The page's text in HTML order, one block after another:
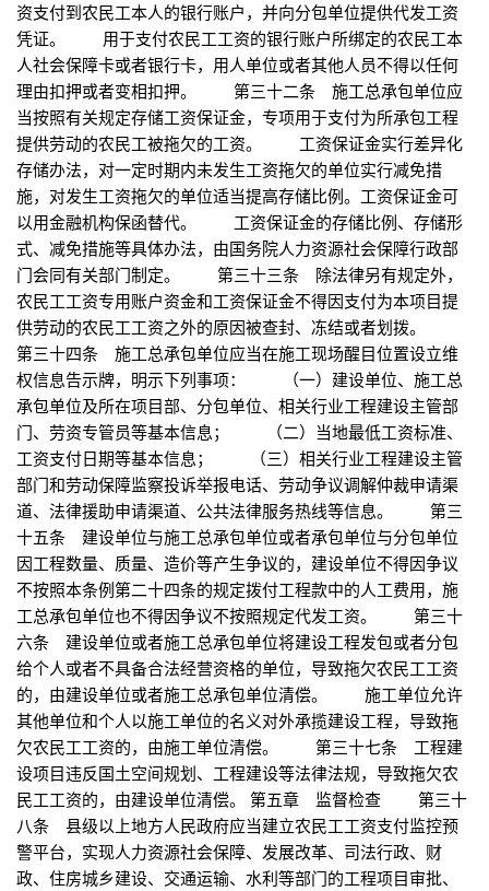
资支付到农民工本人的银行账户，并向分包单位提供代发工资
凭证。 用于支付农民工工资的银行账户所绑定的农民工本
人社会保障卡或者银行卡，用人单位或者其他人员不得以任何
理由扣押或者变相扣押。 第三十二条 施工总承包单位应
当按照有关规定存储工资保证金，专项用于支付为所承包工程
提供劳动的农民工被拖欠的工资。 工资保证金实行差异化
存储办法，对一定时期内未发生工资拖欠的单位实行减免措
施，对发生工资拖欠的单位适当提高存储比例。工资保证金可
以用金融机构保函替代。 工资保证金的存储比例、存储形
式、减免措施等具体办法，由国务院人力资源社会保障行政部
门会同有关部门制定。 第三十三条 除法律另有规定外，
农民工工资专用账户资金和工资保证金不得因支付为本项目提
供劳动的农民工工资之外的原因被查封、冻结或者划拨。
第三十四条 施工总承包单位应当在施工现场醒目位置设立维
权信息告示牌，明示下列事项： （一）建设单位、施工总
承包单位及所在项目部、分包单位、相关行业工程建设主管部
门、劳资专管员等基本信息； （二）当地最低工资标准、
工资支付日期等基本信息； （三）相关行业工程建设主管
部门和劳动保障监察投诉举报电话、劳动争议调解仲裁申请渠
道、法律援助申请渠道、公共法律服务热线等信息。 第三
十五条 建设单位与施工总承包单位或者承包单位与分包单位
因工程数量、质量、造价等产生争议的，建设单位不得因争议
不按照本条例第二十四条的规定拨付工程款中的人工费用，施
工总承包单位也不得因争议不按照规定代发工资。 第三十
六条 建设单位或者施工总承包单位将建设工程发包或者分包
给个人或者不具备合法经营资格的单位，导致拖欠农民工工资
的，由建设单位或者施工总承包单位清偿。 施工单位允许
其他单位和个人以施工单位的名义对外承揽建设工程，导致拖
欠农民工工资的，由施工单位清偿。 第三十七条 工程建
设项目违反国土空间规划、工程建设等法律法规，导致拖欠农
民工工资的，由建设单位清偿。 第五章 监督检查 第三十
八条 县级以上地方人民政府应当建立农民工工资支付监控预
警平台，实现人力资源社会保障、发展改革、司法行政、财
政、住房城乡建设、交通运输、水利等部门的工程项目审批、